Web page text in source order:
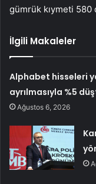
gümrük kıymeti 580
İlgili Makaleler
Alphabet hisseleri
ayrılmasıyla %5
Ağustos 6, 2026